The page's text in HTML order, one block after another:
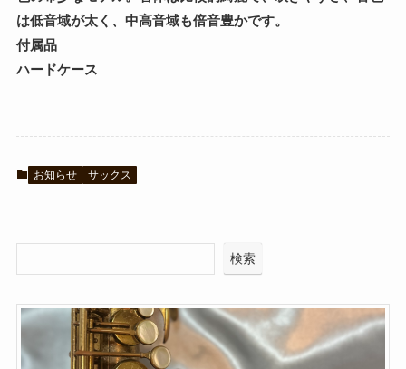
は低音域が太く、中高音域も倍音豊かです。
付属品
ハードケース
お知らせ サックス
検索